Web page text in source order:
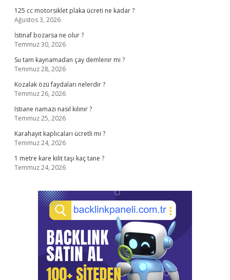
125 cc motorsiklet plaka ücreti ne kadar ?
Ağustos 3, 2026
İstinaf bozarsa ne olur ?
Temmuz 30, 2026
Su tam kaynamadan çay demlenir mi ?
Temmuz 28, 2026
Kozalak özü faydaları nelerdir ?
Temmuz 26, 2026
Istiane namazı nasıl kılınır ?
Temmuz 25, 2026
Karahayıt kaplıcaları ücretli mi ?
Temmuz 24, 2026
1 metre kare kilit taşı kaç tane ?
Temmuz 24, 2026